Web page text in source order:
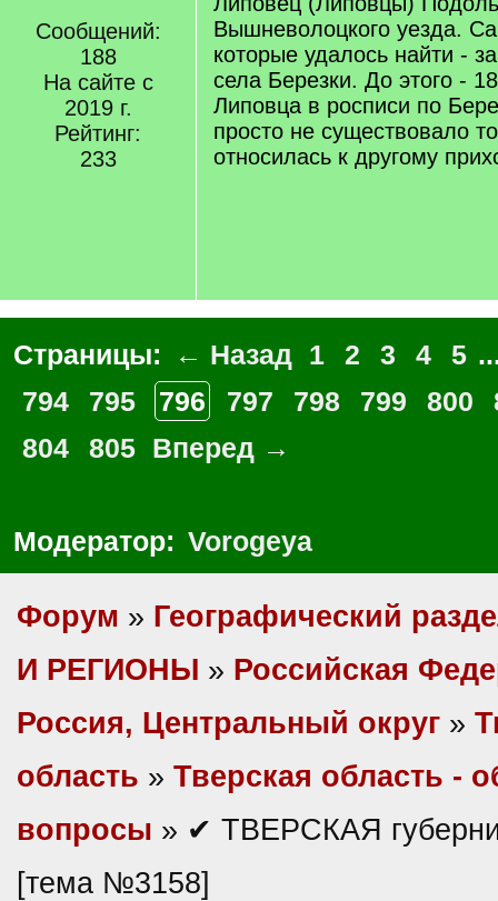
Сообщений:
188
На сайте с
2019 г.
Рейтинг:
233
Вышневолоцкого уезда.
которые удалось найти -
села Березки. До этого -
Липовца в росписи по
просто не существовало
относилась к другому
Страницы: ← Назад 1 2 3 4 5
794
795 796 797 798 799 800
804
805 Вперед →
Модератор: Vorogeya
Форум » Географический
И РЕГИОНЫ » Российская
Россия, Центральный округ »
область » Тверская область -
вопросы » ✔ ТВЕРСКАЯ
[тема №3158]